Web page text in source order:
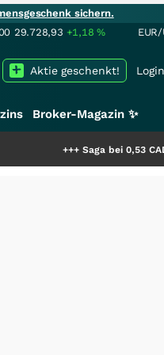
sichern.
29.728,93 +1,18% EUR/
Login
Aktie geschenkt!
Broker-Magazin ✨
Saga bei 0,53 CAD: